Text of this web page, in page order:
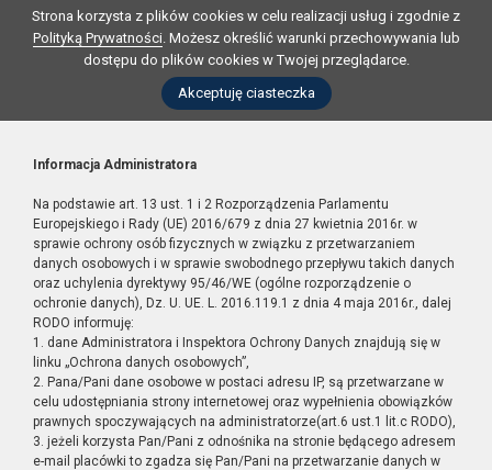
Strona korzysta z plików cookies w celu realizacji usług i zgodnie z
Polityką Prywatności. Możesz określić warunki przechowywania lub
dostępu do plików cookies w Twojej przeglądarce.
Akceptuję ciasteczka
Informacja Administratora
Na podstawie art. 13 ust. 1 i 2 Rozporządzenia Parlamentu
Europejskiego i Rady (UE) 2016/679 z dnia 27 kwietnia 2016r. w
sprawie ochrony osób fizycznych w związku z przetwarzaniem
danych osobowych i w sprawie swobodnego przepływu takich danych
oraz uchylenia dyrektywy 95/46/WE (ogólne rozporządzenie o
ochronie danych), Dz. U. UE. L. 2016.119.1 z dnia 4 maja 2016r., dalej
RODO informuję:
1. dane Administratora i Inspektora Ochrony Danych znajdują się w
linku „Ochrona danych osobowych”,
2. Pana/Pani dane osobowe w postaci adresu IP, są przetwarzane w
celu udostępniania strony internetowej oraz wypełnienia obowiązków
prawnych spoczywających na administratorze(art.6 ust.1 lit.c RODO),
3. jeżeli korzysta Pan/Pani z odnośnika na stronie będącego adresem
e-mail placówki to zgadza się Pan/Pani na przetwarzanie danych w